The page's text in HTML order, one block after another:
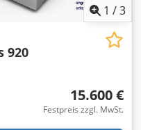
1 /3
920
15.600 €
Festpreis zzgl. MwSt.